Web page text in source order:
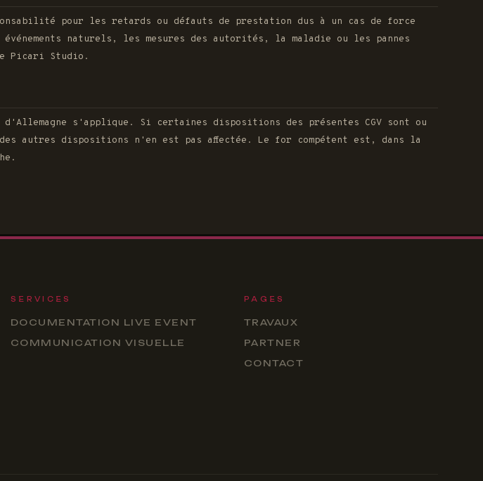
pour les retards ou défauts de prestation dus à un cas de force
naturels, les mesures des autorités, la maladie ou les pannes
Picari Studio.
s'applique. Si certaines dispositions des présentes CGV sont ou
autres dispositions n'en est pas affectée. Le for compétent est, dans la
SERVICES
DOCUMENTATION LIVE EVENT
COMMUNICATION VISUELLE
PAGES
TRAVAUX
PARTNER
CONTACT